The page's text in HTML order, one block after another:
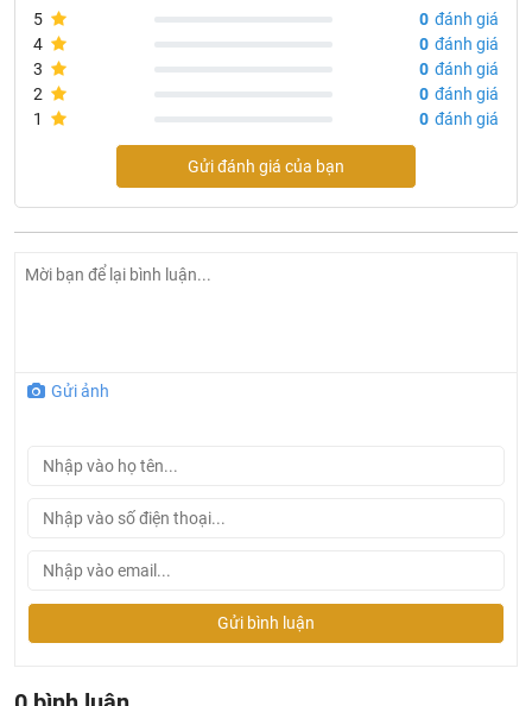
Đèn led âm trần DOB tròn 12W Lotus Lighting LTATTDOB-
Tại Khali Nguyễn, chúng tôi cam kết:
Cam kết 100% sản phẩm chính hãng, nếu phát hiện ra
5 0 đánh giá
4
0 đánh giá
3
0 đánh giá
2
0 đánh giá
1
0 đánh giá
Gửi đánh giá của bạn
Gửi ảnh
Gửi bình luận